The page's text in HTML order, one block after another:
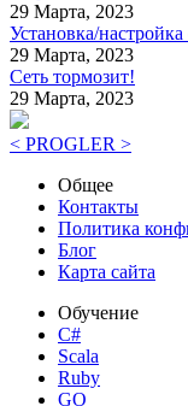
29 Марта, 2023
Установка/
29 Марта, 2023
Сеть тормозит!
29 Марта, 2023
< PROGLER >
Общее
Контакты
Политика
Блог
Карта сайта
Обучение
C#
Scala
Ruby
GO